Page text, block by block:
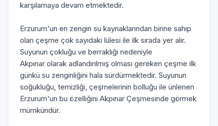
karşılamaya devam etmektedir.
Erzurum'un en zengin su kaynaklarından birine sahip
olan çeşme çok sayıdaki lülesi ile ilk sırada yer alır.
Suyunun çokluğu ve berraklığı nedeniyle
Akpınar olarak adlandırılmış olması gereken çeşme ilk
günkü su zenginliğini hala sürdürmektedir. Suyunun
soğukluğu, temizliği, çeşmelerinin bolluğu ile ünlenen
Erzurum'un bu özelliğini Akpınar Çeşmesinde görmek
mümkündür.